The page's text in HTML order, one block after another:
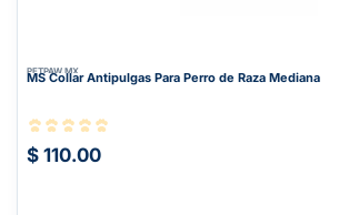
PETPAW.MX
MS Collar Antipulgas Para Perro de Raza Mediana
$ 110.00